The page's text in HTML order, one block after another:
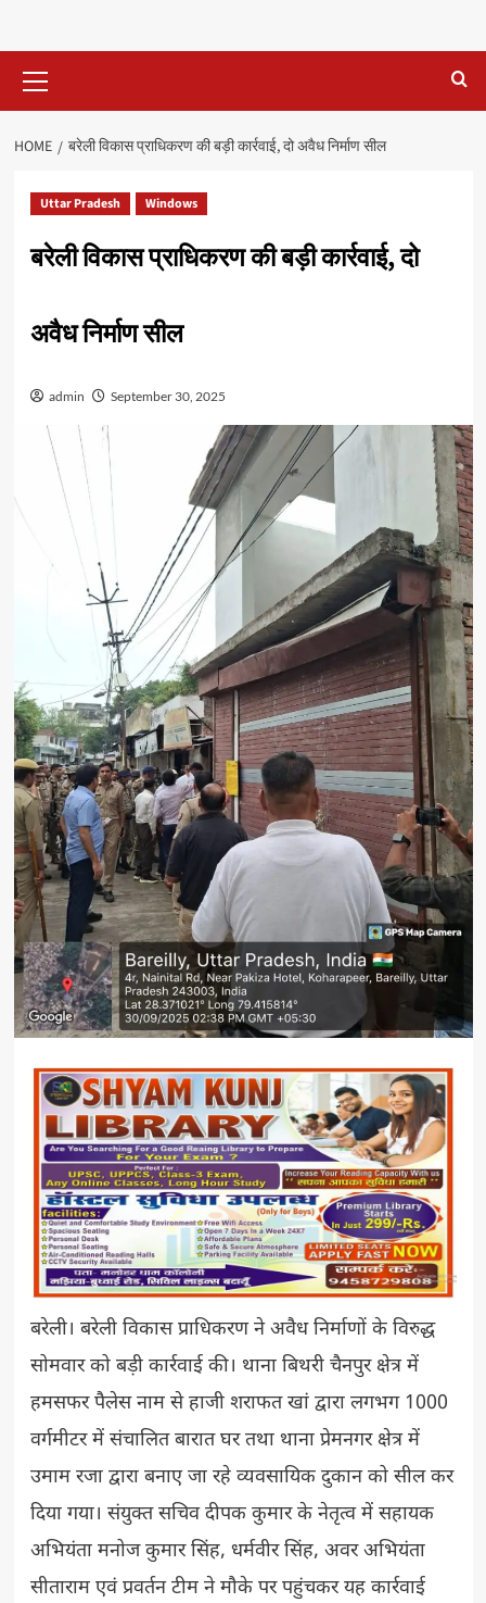
Menu
HOME बरेली विकास प्राधिकरण की बड़ी कार्रवाई, दो अवैध निर्माण सील
Uttar Pradesh Windows
बरेली विकास प्राधिकरण की बड़ी कार्रवाई, दो
अवैध निर्माण सील
admin September 30, 2025
बरेली। बरेली विकास प्राधिकरण ने अवैध निर्माणों के विरुद्ध
सोमवार को बड़ी कार्रवाई की। थाना बिथरी चैनपुर क्षेत्र में
हमसफर पैलेस नाम से हाजी शराफत खां द्वारा लगभग 1000
वर्गमीटर में संचालित बारात घर तथा थाना प्रेमनगर क्षेत्र में
उमाम रजा द्वारा बनाए जा रहे व्यवसायिक दुकान को सील कर
दिया गया। संयुक्त सचिव दीपक कुमार के नेतृत्व में सहायक
अभियंता मनोज कुमार सिंह, धर्मवीर सिंह, अवर अभियंता
सीताराम एवं प्रवर्तन टीम ने मौके पर पहुंचकर यह कार्रवाई